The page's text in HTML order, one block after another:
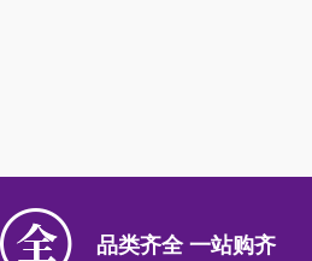
品类齐全 一站购齐